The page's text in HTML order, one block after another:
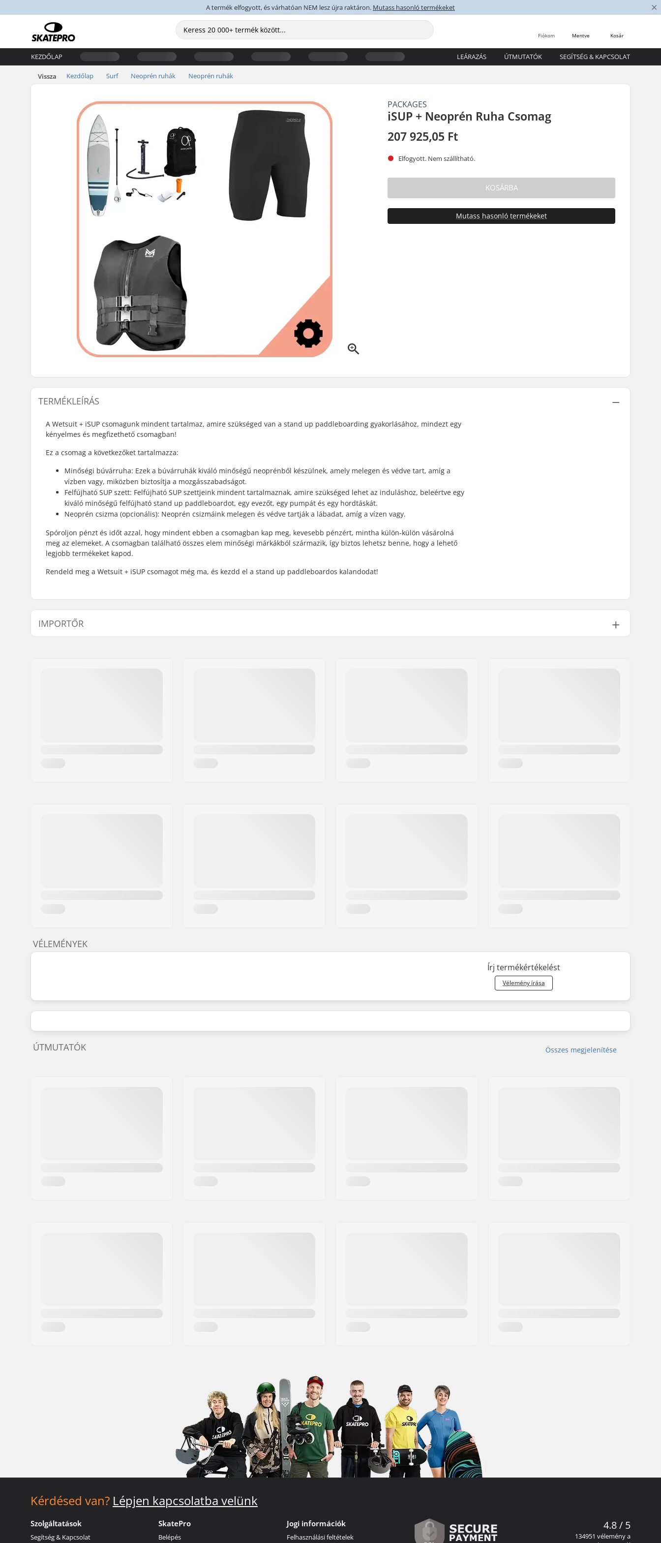
A termék elfogyott, és várhatóan NEM lesz újra raktáron. Mutass hasonló termékeket ×
Kosár
Mentve
Fiókom
KEZDŐLAP LEÁRAZÁS ÚTMUTATÓK SEGÍTSÉG & KAPCSOLAT
Vissza Kezdőlap Surf Neoprén ruhák Neoprén ruhák
PACKAGES
iSUP + Neoprén Ruha Csomag
207 925,05 Ft
Elfogyott. Nem szállítható.
KOSÁRBA
Mutass hasonló termékeket
TERMÉKLEÍRÁS
A Wetsuit + iSUP csomagunk mindent tartalmaz, amire szükséged van a stand up paddleboarding gyakorlásához, mindezt egy
kényelmes és megfizethető csomagban!
Ez a csomag a következőket tartalmazza:
Minőségi búvárruha: Ezek a búvárruhák kiváló minőségű neoprénből készülnek, amely melegen és védve tart, amíg a
vízben vagy, miközben biztosítja a mozgásszabadságot.
Felfújható SUP szett: Felfújható SUP szettjeink mindent tartalmaznak, amire szükséged lehet az induláshoz, beleértve egy
kiváló minőségű felfújható stand up paddleboardot, egy evezőt, egy pumpát és egy hordtáskát.
Neoprén csizma (opcionális): Neoprén csizmáink melegen és védve tartják a lábadat, amíg a vízen vagy.
Spóroljon pénzt és időt azzal, hogy mindent ebben a csomagban kap meg, kevesebb pénzért, mintha külön-külön vásárolná
meg az elemeket. A csomagban található összes elem minőségi márkákból származik, így biztos lehetsz benne, hogy a lehető
legjobb termékeket kapod.
Rendeld meg a Wetsuit + iSUP csomagot még ma, és kezdd el a stand up paddleboardos kalandodat!
IMPORTŐR
VÉLEMÉNYEK
Írj termékértékelést
Vélemény írása
Összes megjelenítése
ÚTMUTATÓK
Kérdésed van? Lépjen kapcsolatba velünk
Szolgáltatások
Segítség & Kapcsolat
SkatePro
Belépés
Jogi információk
Felhasználási feltételek
4.8 / 5
134951 vélemény a